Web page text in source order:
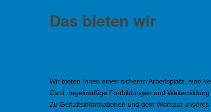
Das bieten wir
Wir bieten Ihnen einen sicheren Arbeitsplatz, eine
Card, regelmäßige Fortbildungen und Weiterbildung
Zu Gehaltsinformationen und dem Wortlaut